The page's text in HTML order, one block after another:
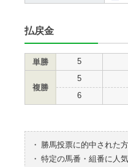
払戻金
単勝 5
複勝
5
6
・
勝馬投票に的中された
・ 特定の馬番・組番に人